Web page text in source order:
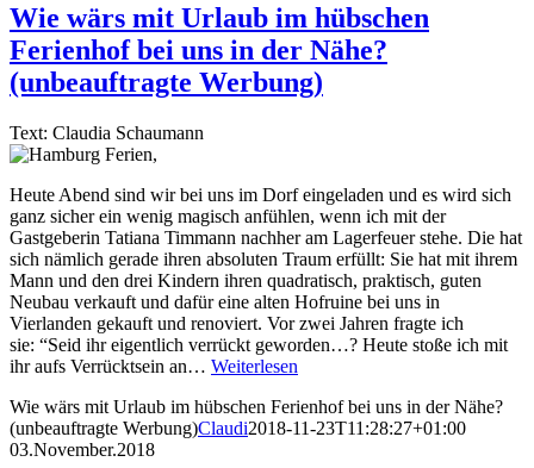
Wie wärs mit Urlaub im hübschen
Ferienhof bei uns in der Nähe?
(unbeauftragte Werbung)
Text: Claudia Schaumann
Heute Abend sind wir bei uns im Dorf eingeladen und es wird sich
ganz sicher ein wenig magisch anfühlen, wenn ich mit der
Gastgeberin Tatiana Timmann nachher am Lagerfeuer stehe. Die hat
sich nämlich gerade ihren absoluten Traum erfüllt: Sie hat mit ihrem
Mann und den drei Kindern ihren quadratisch, praktisch, guten
Neubau verkauft und dafür eine alten Hofruine bei uns in
Vierlanden gekauft und renoviert. Vor zwei Jahren fragte ich
sie: “Seid ihr eigentlich verrückt geworden…? Heute stoße ich mit
ihr aufs Verrücktsein an… Weiterlesen
Wie wärs mit Urlaub im hübschen Ferienhof bei uns in der Nähe?
(unbeauftragte Werbung)Claudi2018-11-23T11:28:27+01:00
03.November.2018